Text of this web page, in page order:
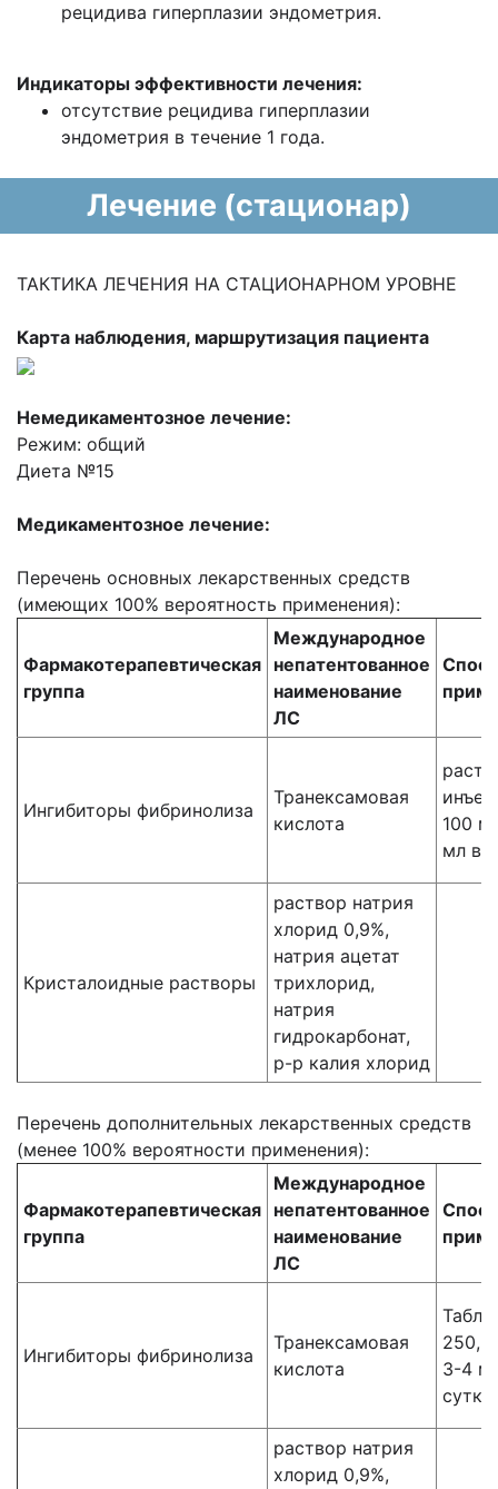
рецидива гиперплазии эндометрия.
Индикаторы эффективности лечения:
отсутствие рецидива гиперплазии
эндометрия в течение 1 года.
Лечение (стационар)
ТАКТИКА ЛЕЧЕНИЯ НА СТАЦИОНАРНОМ УРОВНЕ
Карта наблюдения, маршрутизация пациента
Немедикаментозное лечение:
Режим: общий
Диета №15
Медикаментозное лечение:
Перечень основных лекарственных средств
(имеющих 100% вероятность применения):
Фармакотерапевтическая
группа
Международное
непатентованное
наименование
ЛС
Ингибиторы фибринолиза
Транексамовая
кислота
100
мл в/
Кристалоидные растворы
раствор натрия
хлорид 0,9%,
натрия ацетат
трихлорид,
натрия
гидрокарбонат,
р-р калия хлорид
Перечень дополнительных лекарственных средств
(менее 100% вероятности применения):
Фармакотерапевтическая
группа
Международное
непатентованное
наименование
ЛС
Ингибиторы фибринолиза
Транексамовая
кислота
3-4
сутки
раствор натрия
хлорид 0,9%,